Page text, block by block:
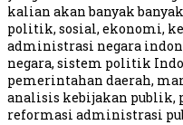
kalian akan banyak
politik, sosial, ekonomi,
administrasi negara
negara, sistem politik
pemerintahan daerah,
analisis kebijakan publik,
reformasi administrasi